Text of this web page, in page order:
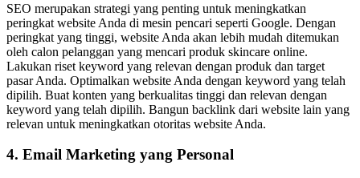
SEO merupakan strategi yang penting untuk meningkatkan
peringkat website Anda di mesin pencari seperti Google. Dengan
peringkat yang tinggi, website Anda akan lebih mudah ditemukan
oleh calon pelanggan yang mencari produk skincare online.
Lakukan riset keyword yang relevan dengan produk dan target
pasar Anda. Optimalkan website Anda dengan keyword yang telah
dipilih. Buat konten yang berkualitas tinggi dan relevan dengan
keyword yang telah dipilih. Bangun backlink dari website lain yang
relevan untuk meningkatkan otoritas website Anda.
4. Email Marketing yang Personal